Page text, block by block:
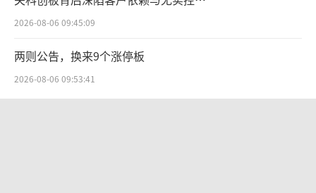
困局
2026-08-06 09:45:09
两则公告，换来9个涨停板
2026-08-06 09:53:41